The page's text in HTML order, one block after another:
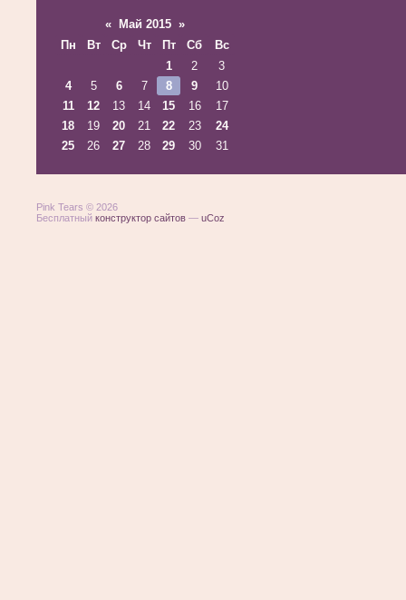
« Май 2015 »
Пн
Вт Ср Чт Пт Сб
Вс
1
2
3
4
5 6 7 8 9
10
11
12 13 14 15 16
17
18
19 20 21 22 23
24
25
26 27 28 29 30 31
Pink Tears © 2026
Бесплатный конструктор сайтов — uCoz